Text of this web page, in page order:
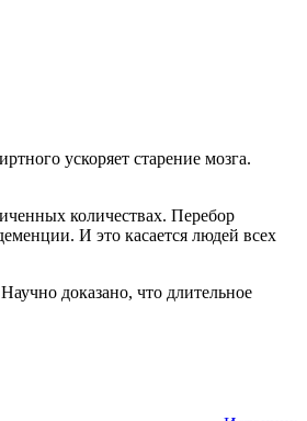
ускоряет старение мозга.
количествах. Перебор
И это касается людей всех
доказано, что длительное